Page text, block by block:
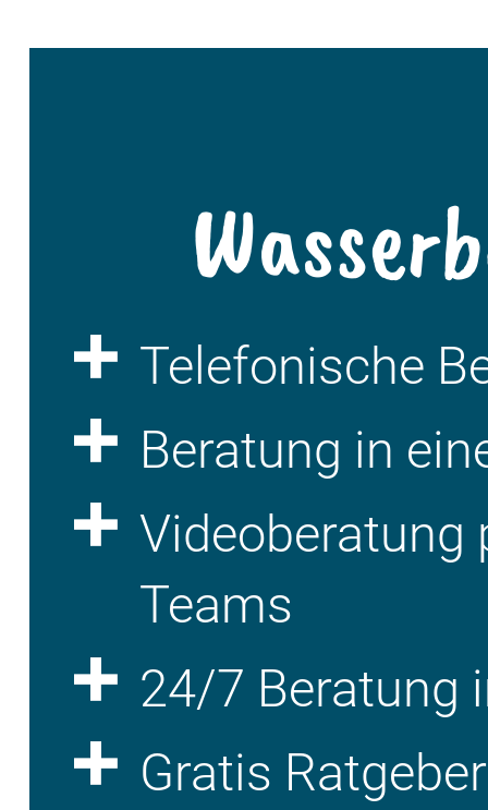
Telefonische
Beratung in
Videoberatung
Teams
24/7 Beratung
Gratis